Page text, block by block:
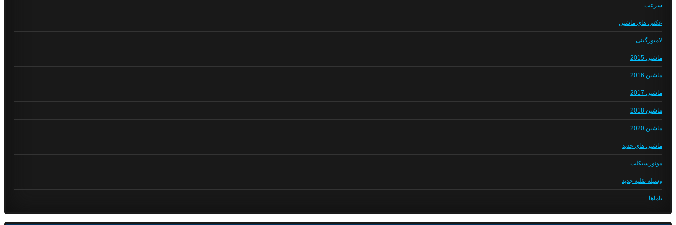
سرعت
عکس های ماشین
لامبورگینی
ماشین 2015
ماشین 2016
ماشین 2017
ماشین 2018
ماشین 2020
ماشین های جدید
موتورسیکلت
وسیله نقلیه جدید
یاماها